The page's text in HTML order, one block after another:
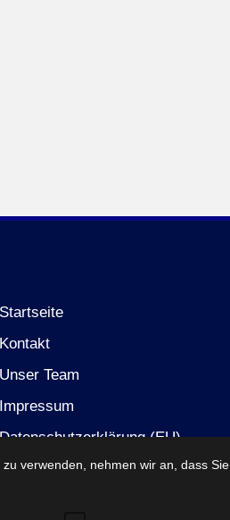
Startseite
Kontakt
Unser Team
Impressum
Datenschutzerklärung (EU)
Partner
verwenden, nehmen wir an, dass Sie